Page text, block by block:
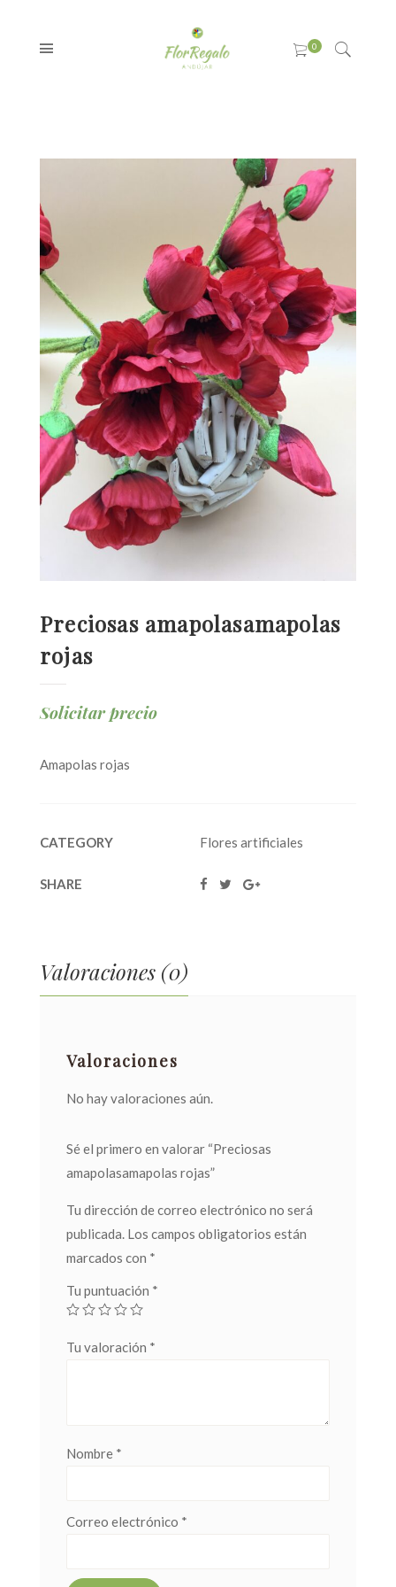
Preciosas amapolasamapolas
rojas
Solicitar precio
Amapolas rojas
CATEGORY Flores artificiales
SHARE
Valoraciones (0)
Valoraciones
No hay valoraciones aún.
Sé el primero en valorar “Preciosas
amapolasamapolas rojas”
Tu dirección de correo electrónico no será
publicada. Los campos obligatorios están
marcados con *
Tu puntuación *
Tu valoración *
Nombre *
Correo electrónico *